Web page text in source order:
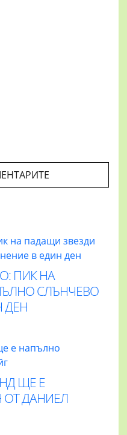
ПИК НА
СЛЪНЧЕВО
ДЕН
ЩЕ Е
ДАНИЕЛ